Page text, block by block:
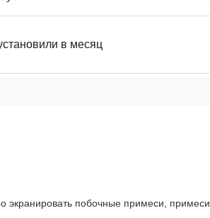
в месяц
экранировать побочные примеси, примеси